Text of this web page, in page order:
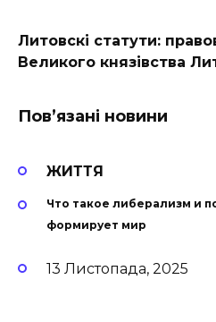
Литовскі статути:
Великого князівства
Пов’язані новини
ЖИТТЯ
Что такое либерализм и
формирует мир
13 Листопада, 2025